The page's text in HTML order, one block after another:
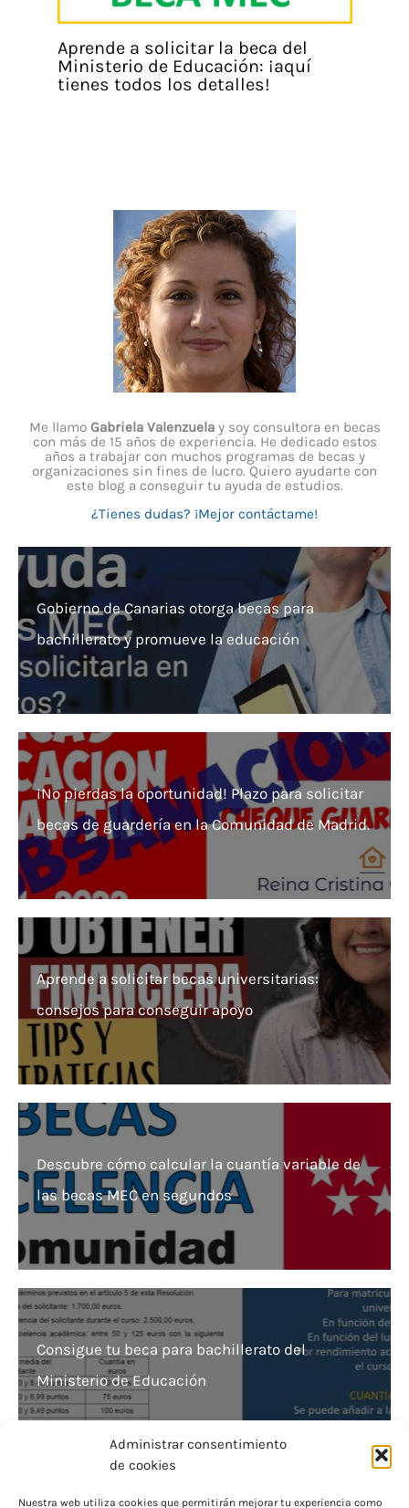
Administrar consentimiento
de cookies
Nuestra web utiliza cookies que permitirán mejorar tu experiencia como
Aprende a solicitar la beca del
Ministerio de Educación: ¡aquí
tienes todos los detalles!
Me llamo Gabriela Valenzuelay soy consultora en becas
con más de 15 años de experiencia. He dedicado estos
años a trabajar con muchos programas de becas y
organizaciones sin fines de lucro. Quiero ayudarte con
este blog a conseguir tu ayuda de estudios.
¿Tienes dudas? ¡Mejor contáctame!
Gobierno de Canarias otorga becas para
bachillerato y promueve la educación
¡No pierdas la oportunidad! Plazo para solicitar
becas de guardería en la Comunidad de Madrid.
Aprende a solicitar becas universitarias:
consejos para conseguir apoyo
Descubre cómo calcular la cuantía variable de
las becas MEC en segundos
Consigue tu beca para bachillerato del
Ministerio de Educación